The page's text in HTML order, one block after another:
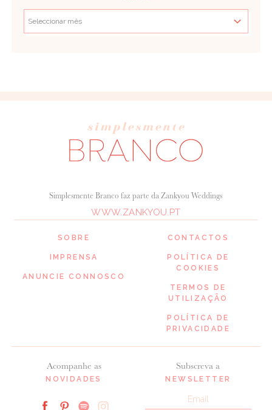
SOBRE
IMPRENSA
ANUNCIE CONNOSCO
Acompanhe as
NOVIDADES
Simplesmente Branco faz parte da Zankyou Weddings
WWW.ZANKYOU.PT
Subscreva a
NEWSLETTER
CONTACTOS
POLÍTICA DE
COOKIES
TERMOS DE
UTILIZAÇÃO
POLÍTICA DE
PRIVACIDADE